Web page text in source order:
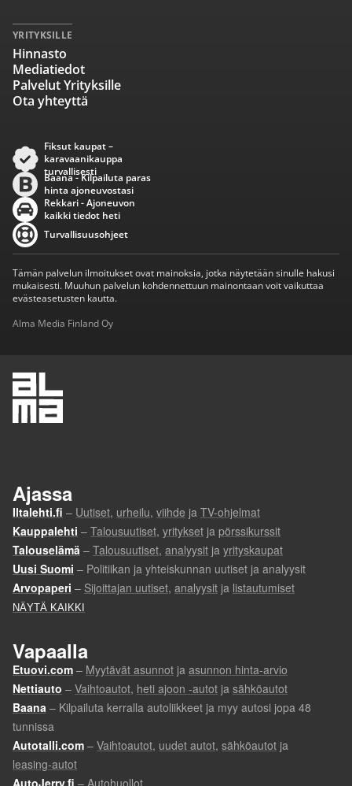
YRITYKSILLE
Hinnasto
Mediatiedot
Palvelut Yrityksille
Ota yhteyttä
Fiksut kaupat –
karavaanikauppa
turvallisesti
Baana - Kilpailuta paras
hinta ajoneuvostasi
Rekkari - Ajoneuvon
kaikki tiedot heti
Turvallisuusohjeet
Tämän palvelun ilmoitukset ovat mainoksia, jotka näytetään sinulle hakusi
mukaisesti. Muuhun palvelun kohdennettuun mainontaan voit vaikuttaa
evästeasetusten kautta.
Alma Media Finland Oy